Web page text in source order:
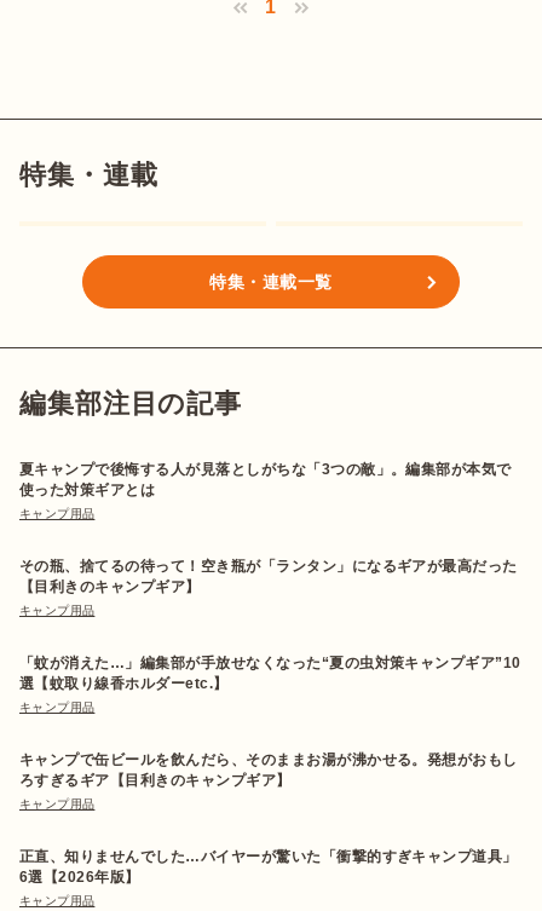
1
特集・連載
特集・連載一覧
編集部注目の記事
夏キャンプで後悔する人が見落としがちな「3つの敵」。編集部が本気で
使った対策ギアとは
キャンプ用品
その瓶、捨てるの待って！空き瓶が「ランタン」になるギアが最高だった
【目利きのキャンプギア】
キャンプ用品
「蚊が消えた…」編集部が手放せなくなった“夏の虫対策キャンプギア”10
選【蚊取り線香ホルダーetc.】
キャンプ用品
キャンプで缶ビールを飲んだら、そのままお湯が沸かせる。発想がおもし
ろすぎるギア【目利きのキャンプギア】
キャンプ用品
正直、知りませんでした…バイヤーが驚いた「衝撃的すぎキャンプ道具」
6選【2026年版】
キャンプ用品